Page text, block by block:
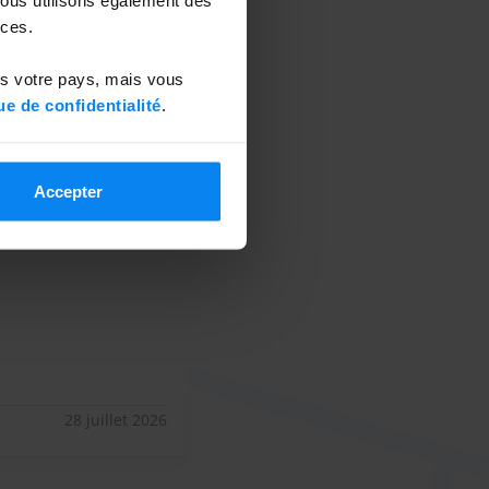
votre pays, mais vous
de confidentialité.
Accepter
évaluations (319)
28 juillet 2026